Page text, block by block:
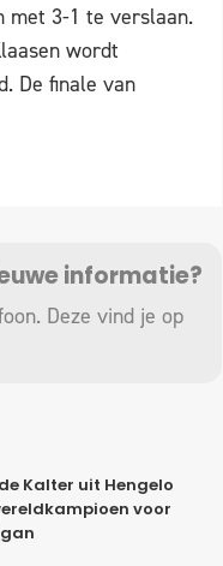
met 3-1 te verslaan.
wordt
De finale van
informatie?
Deze vind je op
Kalter uit Hengelo
voor